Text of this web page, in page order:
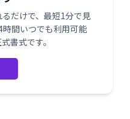
だけで、最短1分で見
間いつでも利用可能
書式です。